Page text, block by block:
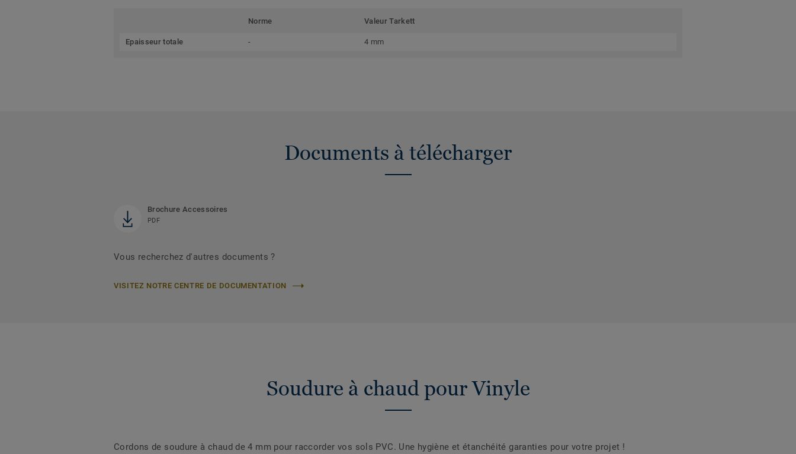
Norme Valeur Tarkett
Epaisseur totale - 4 mm
Documents à télécharger
Brochure Accessoires
PDF
Vous recherchez d'autres documents ?
VISITEZ NOTRE CENTRE DE DOCUMENTATION
Soudure à chaud pour Vinyle
Cordons de soudure à chaud de 4 mm pour raccorder vos sols PVC. Une hygiène et étanchéité garanties pour votre projet !